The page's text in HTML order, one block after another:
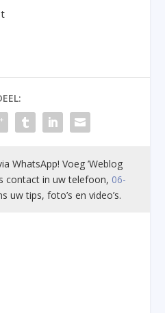
WhatsApp! Voeg ’Weblog
contact in uw telefoon, 06-
uw tips, foto’s en video’s.